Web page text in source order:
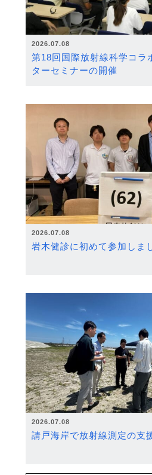
2026.07.08
第18回国際放射線科学コラ
ターセミナーの開催
2026.07.08
岩木健診に初めて参加しま
2026.07.08
請戸海岸で放射線測定の支